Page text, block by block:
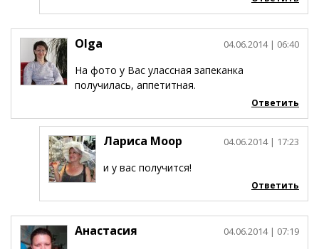
Olga 04.06.2014 | 06:40
На фото у Вас улассная запеканка
получилась, аппетитная.
Ответить
Лариса Моор 04.06.2014 | 17:23
и у вас получится!
Ответить
Анастасия 04.06.2014 | 07:19